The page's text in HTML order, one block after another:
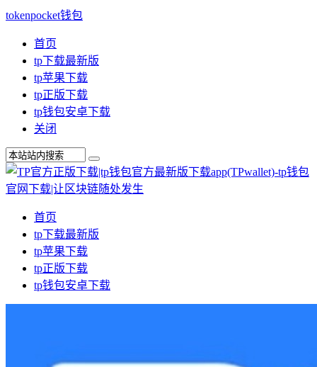
tokenpocket钱包
首页
tp下载最新版
tp苹果下载
tp正版下载
tp钱包安卓下载
关闭
首页
tp下载最新版
tp苹果下载
tp正版下载
tp钱包安卓下载